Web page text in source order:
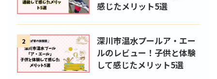
感じたメリット5選
2
深川市温水プールア・エー
ルのレビュー！子供と体験
して感じたメリット5選